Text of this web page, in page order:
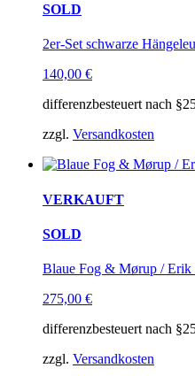
SOLD
2er-Set schwarze
140,00 €
differenzbesteuert nach
zzgl. Versandkosten
VERKAUFT
SOLD
Blaue Fog & Mørup / Erik
275,00 €
differenzbesteuert nach
zzgl. Versandkosten